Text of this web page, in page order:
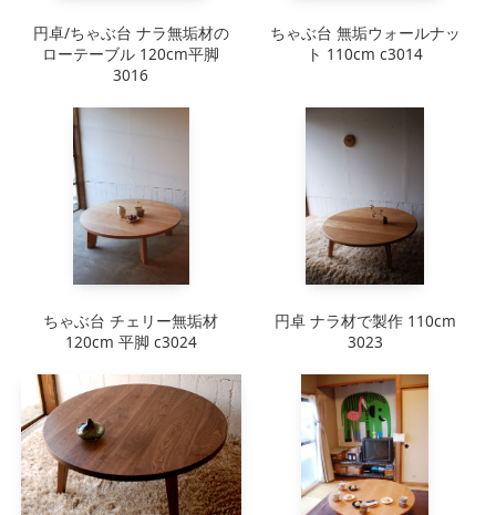
円卓/ちゃぶ台 ナラ無垢材の
ローテーブル 120cm平脚
3016
ちゃぶ台 無垢ウォールナッ
ト 110cm c3014
ちゃぶ台 チェリー無垢材
120cm 平脚 c3024
円卓 ナラ材で製作 110cm
3023